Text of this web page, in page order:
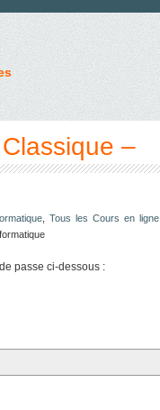
–
,Tous les Cours en ligne
passe ci-dessous :